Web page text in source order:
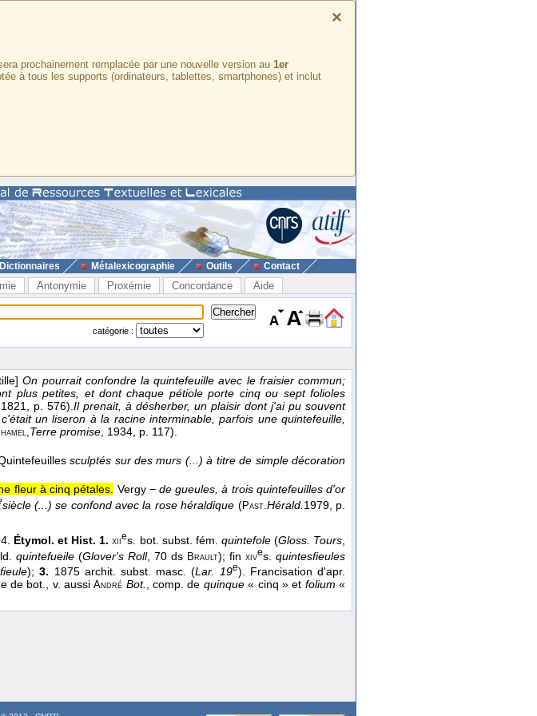
×
prochainement remplacée par une nouvelle version au 1er
à tous les supports (ordinateurs, tablettes, smartphones) et inclut
Dictionnaires Métalexicographie Outils Contact
Antonymie Proxémie Concordance Aide
catégorie :
On pourrait confondre la quintefeuille avec le fraisier commun;
plus petites, et dont chaque pétiole porte cinq ou sept folioles
, p. 576).Il prenait, à désherber, un plaisir dont j'ai pu souvent
un liseron à la racine interminable, parfois une quintefeuille,
Terre promise, 1934, p. 117).
sculptés sur des murs (...) à titre de simple décoration
fleur à cinq pétales. Vergy − de gueules, à trois quintefeuilles d'or
siècle (...) se confond avec la rose héraldique (Past.Hérald. 1979, p.
Étymol. et Hist. 1. xiies. bot. subst. fém. quintefole(Gloss. Tours
quintefueile (Glover's Roll, 70 ds Brault); fin xives. quintesfieules
);3. 1875 archit. subst. masc. (Lar. 19e). Francisation d'apr.
de bot., v. aussiAndré Bot. , comp. de quinque« cinq » et folium «